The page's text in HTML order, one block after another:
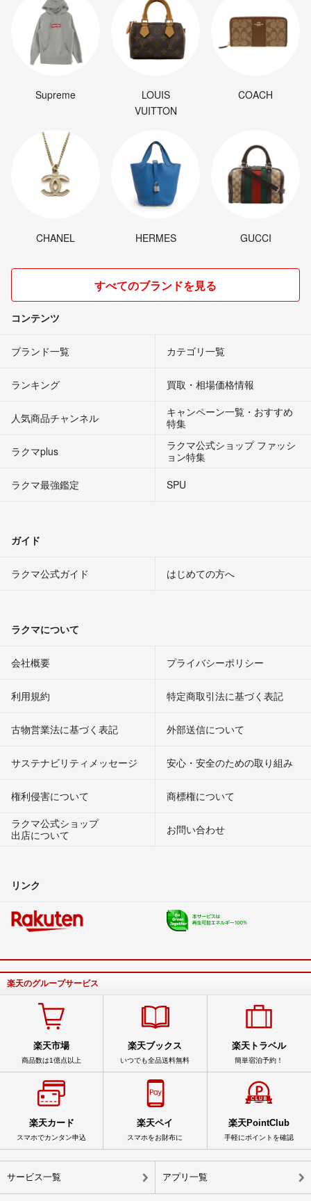
Supreme
LOUIS
VUITTON
COACH
CHANEL HERMES GUCCI
すべてのブランドを見る
コンテンツ
ブランド一覧 カテゴリ一覧
ランキング 買取・相場価格情報
人気商品チャンネル
キャンペーン一覧・おすすめ
特集
ラクマplus
ラクマ公式ショップ ファッシ
ョン特集
ラクマ最強鑑定
SPU
ガイド
ラクマ公式ガイド はじめての方へ
ラクマについて
会社概要 プライバシーポリシー
利用規約 特定商取引法に基づく表記
古物営業法に基づく表記 外部送信について
サステナビリティメッセージ 安心・安全のための取り組み
権利侵害について
商標権について
ラクマ公式ショップ
出店について
お問い合わせ
リンク
楽天のグループサービス
楽天市場
商品数は1億点以上
楽天ブックス
いつでも全品送料無料
楽天トラベル
簡単宿泊予約！
楽天カード
スマホでカンタン申込
楽天ペイ
スマホをお財布に
楽天PointClub
手軽にポイントを確認
サービス一覧 アプリ一覧